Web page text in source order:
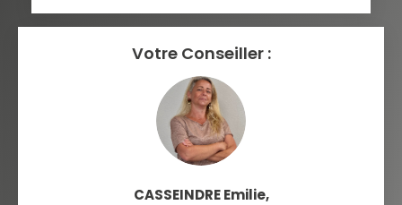
RESTAURANTS ET CAFÉS
MÉDECINS
Votre Conseiller :
CASSEINDRE Emilie,